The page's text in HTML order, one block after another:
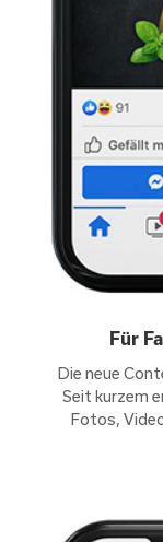
Für
Die neue
Seit kurzem
Fotos,